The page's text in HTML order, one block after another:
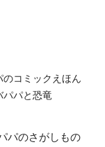
コミックえほん
パと恐竜